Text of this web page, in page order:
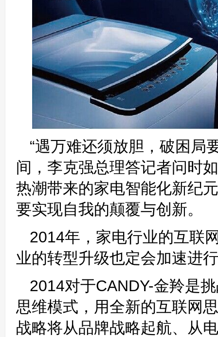
“遇万难还须放胆，破困局
间，李克强总理答记者问时
热潮带来的家电智能化新纪
要实现自我的颠覆与创新。
2014年，家电行业的互联
业的转型升级也定会加速进
2014对于CANDY-金羚是
思维模式，用全新的互联网
战略将从品牌战略起航、从